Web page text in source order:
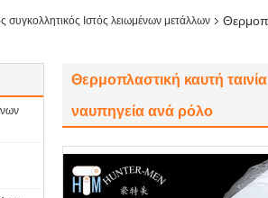
συγκολλητικός Ιστός λειωμένων μετάλλων
Θερμοπλαστική καυτή
ναυπηγεία ανά ρόλο